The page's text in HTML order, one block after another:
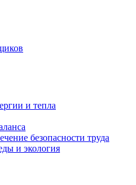
и тепла
безопасности труда
и экология